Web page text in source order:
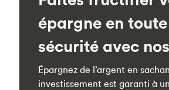
épargne en toute
sécurité avec
Épargnez de l’argent en
investissement est garanti à